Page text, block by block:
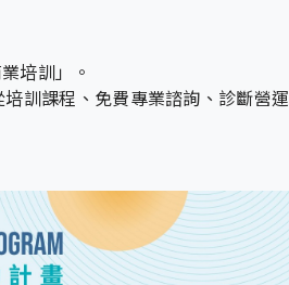
培訓」。
訓課程、免費專業諮詢、診斷營運